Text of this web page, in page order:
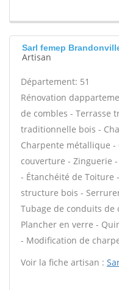
Sarl femep
Artisan
Département: 51
Rénovation
de combles - Terrasse
traditionnelle bois -
Charpente métallique -
couverture - Zinguerie
- Étanchéité de Toiture
structure bois -
Tubage de conduits de
Plancher en verre -
- Modification de
Voir la fiche artisan :